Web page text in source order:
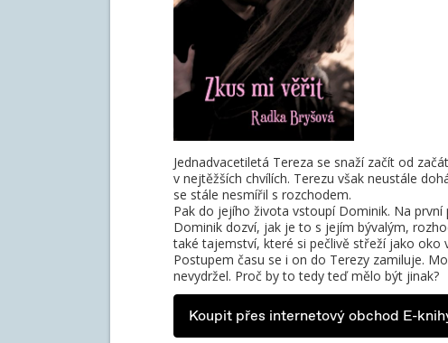
Jednadvacetiletá Tereza se snaží začít od
v nejtěžších chvílích. Terezu však neustále
se stále nesmířil s rozchodem.
Pak do jejího života vstoupí Dominik. Na
Dominik dozví, jak je to s jejím bývalým,
také tajemství, které si pečlivě střeží jako oko
Postupem času se i on do Terezy zamiluje.
nevydržel. Proč by to tedy teď mělo být jinak?
Koupit přes internetový obchod E-